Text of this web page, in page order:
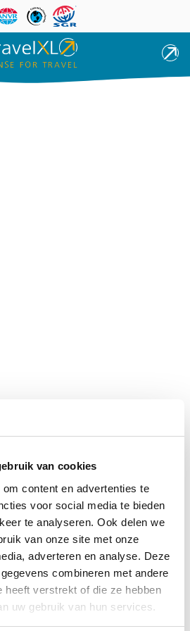
van cookies
content en advertenties te
voor social media te bieden
te analyseren. Ook delen we
van onze site met onze
adverteren en analyse. Deze
combineren met andere
heeft verstrekt of die ze hebben
uw gebruik van hun services.
Overslaan en naar de inhoud
in Nederland en België staan wij
mobiele reisadviseurs van
website altijd voor uw vakantie
advies • Maatwerk •